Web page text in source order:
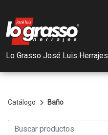
Lo Grasso José Luis Herrajes
Catálogo Baño